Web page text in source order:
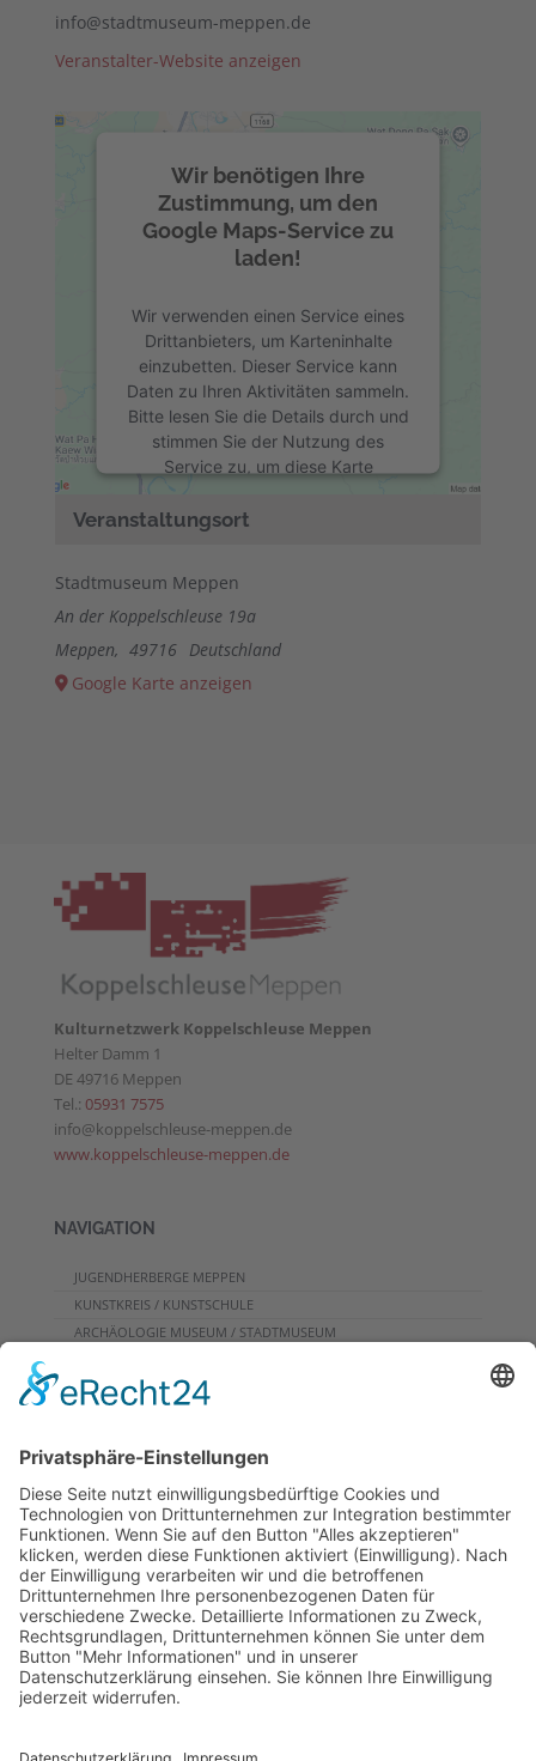
info@stadtmuseum-meppen.de
Veranstalter-Website anzeigen
Veranstaltungsort
Stadtmuseum Meppen
An der Koppelschleuse 19a
Meppen, 49716 Deutschland
Google Karte anzeigen
Wir benötigen Ihre
Zustimmung, um den
Google Maps-Service zu
laden!
Wir verwenden einen Service eines
Drittanbieters, um Karteninhalte
einzubetten. Dieser Service kann
Daten zu Ihren Aktivitäten sammeln.
Bitte lesen Sie die Details durch und
stimmen Sie der Nutzung des
Service zu, um diese Karte
Akzeptieren
powered byUsercentrics Consent
Management Platform
Kulturnetzwerk Koppelschleuse Meppen
Helter Damm 1
DE 49716 Meppen
Tel.: 05931 7575
info@koppelschleuse-meppen.de
www.koppelschleuse-meppen.de
NAVIGATION
JUGENDHERBERGE MEPPEN
KUNSTKREIS / KUNSTSCHULE
ARCHÄOLOGIE MUSEUM / STADTMUSEUM
PROGRAMME FÜR GRUPPEN
DOWNLOADS
PROGRAMMHEFT
GRUPPENPROGRAMME
NEWSLETTER
RUNDFLUG
ARCHIV